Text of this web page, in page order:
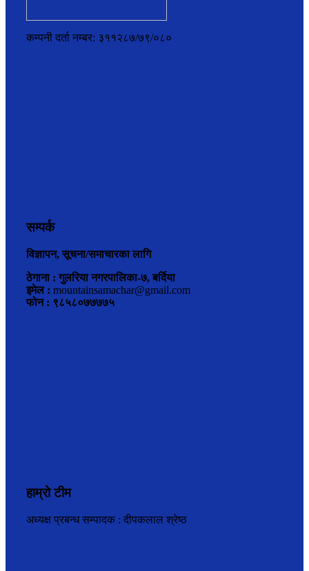
कम्पनी दर्ता नम्बर: ३११२८७/७९/०८०
सम्पर्क
विज्ञापन, सूचना/समाचारका लागि
ठेगाना : गुलरिया नगरपालिका-७, बर्दिया
इमेल : mountainsamachar@gmail.com
फोन : ९८५८०७७७७५
हाम्रो टीम
अध्यक्ष प्रबन्ध सम्पादक : दीपकलाल श्रेष्ठ